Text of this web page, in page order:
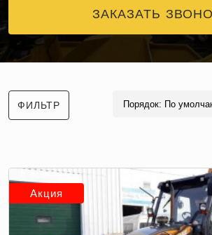
ЗАКАЗАТЬ
ФИЛЬТР Порядок: По
Акция